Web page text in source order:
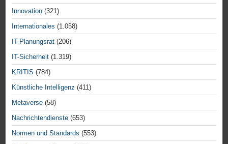
Innovation (321)
Internationales (1.058)
IT-Planungsrat (206)
IT-Sicherheit (1.319)
KRITIS (784)
Künstliche Intelligenz (411)
Metaverse (58)
Nachrichtendienste (653)
Normen und Standards (553)